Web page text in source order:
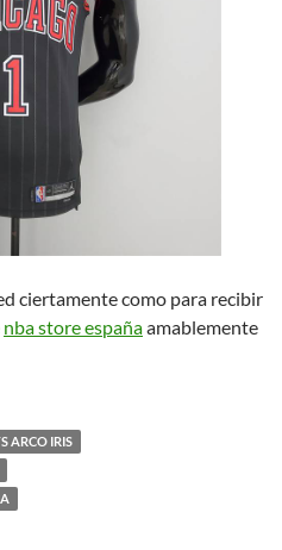
ciertamente como para recibir
nba store españaamablemente
ARCO IRIS